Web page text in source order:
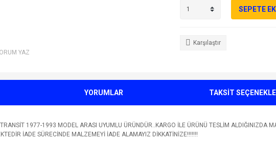
YAZ
SEPETE
Karşılaştır
YORUMLAR TAKSİT
1977-1993 MODEL ARASI UYUMLU ÜRÜNDÜR..KARGO İLE ÜRÜNÜ TESLİM ALDIĞINIZDA
İADE SÜRECİNDE MALZEMEYİ İADE ALAMAYIZ DİKKATİNİZE!!!!!!!